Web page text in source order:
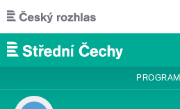
Přejít k hlavnímu obsahu
PROGRAM